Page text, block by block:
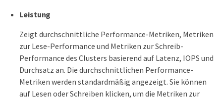
Leistung
Zeigt durchschnittliche Performance-Metriken, Metriken
zur Lese-Performance und Metriken zur Schreib-
Performance des Clusters basierend auf Latenz, IOPS und
Durchsatz an. Die durchschnittlichen Performance-
Metriken werden standardmäßig angezeigt. Sie können
auf Lesen oder Schreiben klicken, um die Metriken zur